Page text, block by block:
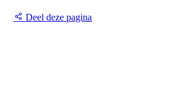
Deel deze pagina